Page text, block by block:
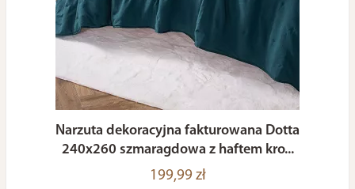
Narzuta dekoracyjna fakturowana Dotta
240x260 szmaragdowa z haftem kro...
199,99 zł